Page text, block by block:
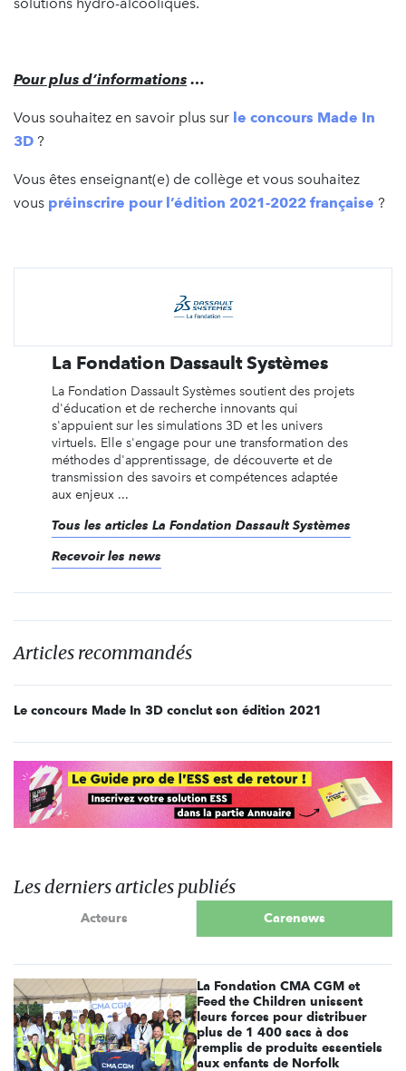
Pour plus d’informations …
Vous souhaitez en savoir plus sur le concours Made In
3D ?
Vous êtes enseignant(e) de collège et vous souhaitez
vous préinscrire pour l’édition 2021-2022 française ?
La Fondation Dassault Systèmes
La Fondation Dassault Systèmes soutient des projets
d'éducation et de recherche innovants qui
s'appuient sur les simulations 3D et les univers
virtuels. Elle s'engage pour une transformation des
méthodes d'apprentissage, de découverte et de
transmission des savoirs et compétences adaptée
aux enjeux ...
Tous les articles La Fondation Dassault Systèmes
Recevoir les news
Articles recommandés
Le concours Made In 3D conclut son édition 2021
Les derniers articles publiés
Acteurs Carenews
La Fondation CMA CGM et
Feed the Children unissent
leurs forces pour distribuer
plus de 1 400 sacs à dos
remplis de produits essentiels
aux enfants de Norfolk